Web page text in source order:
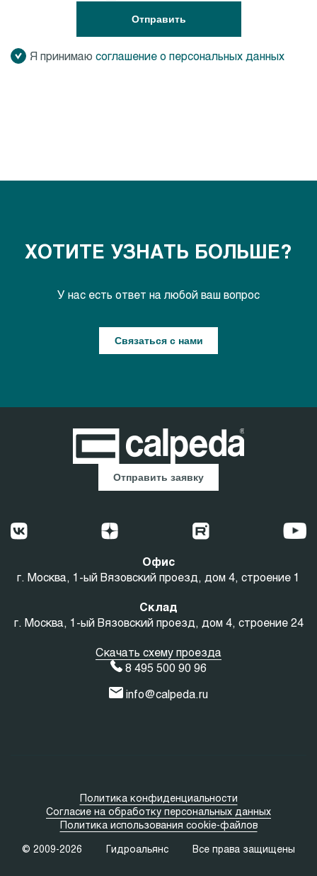
Отправить
Я принимаю соглашение о персональных данных
ХОТИТЕ УЗНАТЬ БОЛЬШЕ?
У нас есть ответ на любой ваш вопрос
Связаться с нами
Отправить заявку
Офис
г. Москва, 1-ый Вязовский проезд, дом 4, строение 1
Склад
г. Москва, 1-ый Вязовский проезд, дом 4, строение 24
Скачать схему проезда
8 495 500 90 96
info@calpeda.ru
© 2009-2026 Гидроальянс Все права защищены
Политика конфиденциальности
Согласие на обработку персональных данных
Политика использования cookie-файлов